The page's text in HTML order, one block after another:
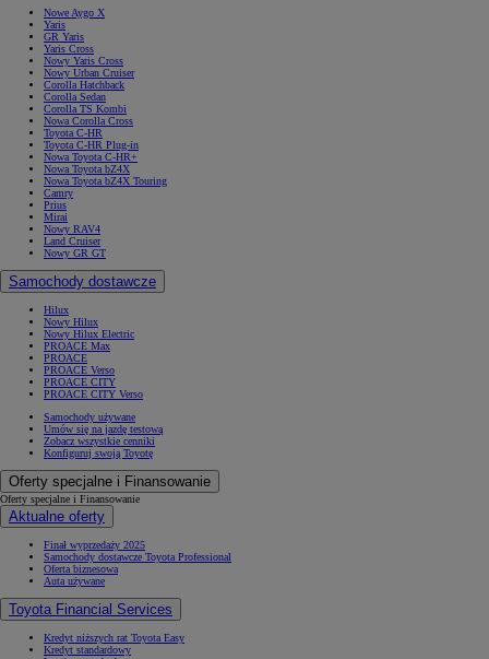
Nowe Aygo X
Yaris
GR Yaris
Yaris Cross
Nowy Yaris Cross
Nowy Urban Cruiser
Corolla Hatchback
Corolla Sedan
Corolla TS Kombi
Nowa Corolla Cross
Toyota C-HR
Toyota C-HR Plug-in
Nowa Toyota C-HR+
Nowa Toyota bZ4X
Nowa Toyota bZ4X Touring
Camry
Prius
Mirai
Nowy RAV4
Land Cruiser
Nowy GR GT
Samochody dostawcze
Hilux
Nowy Hilux
Nowy Hilux Electric
PROACE Max
PROACE
PROACE Verso
PROACE CITY
PROACE CITY Verso
Samochody używane
Umów się na jazdę testową
Zobacz wszystkie cenniki
Konfiguruj swoją Toyotę
Oferty specjalne i Finansowanie
Oferty specjalne i Finansowanie
Aktualne oferty
Finał wyprzedaży 2025
Samochody dostawcze Toyota Professional
Oferta biznesowa
Auta używane
Toyota Financial Services
Kredyt niższych rat Toyota Easy
Kredyt standardowy